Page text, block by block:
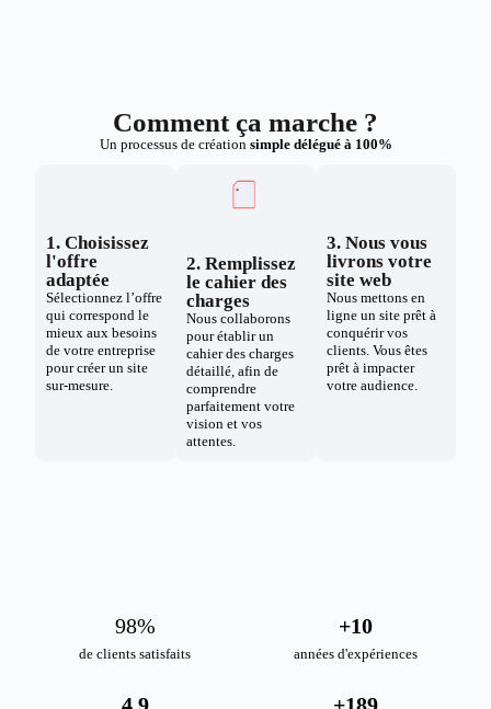
Comment ça marche ?
Un processus de création simple délégué à 100%
1. Choisissez
l'offre
adaptée
Sélectionnez l’offre
qui correspond le
mieux aux besoins
de votre entreprise
pour créer un site
sur-mesure.
2. Remplissez
le cahier des
charges
Nous collaborons
pour établir un
cahier des charges
détaillé, afin de
comprendre
parfaitement votre
vision et vos
attentes.
3. Nous vous
livrons votre
site web
Nous mettons en
ligne un site prêt à
conquérir vos
clients. Vous êtes
prêt à impacter
votre audience.
de clients satisfaits
98%
années d'expériences
+10